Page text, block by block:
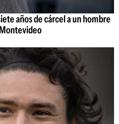
años de cárcel a un hombre